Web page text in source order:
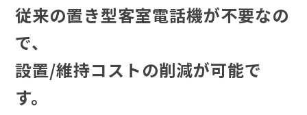
従来の置き型客室電話機が不要なの
で、
設置/維持コストの削減が可能で
す。